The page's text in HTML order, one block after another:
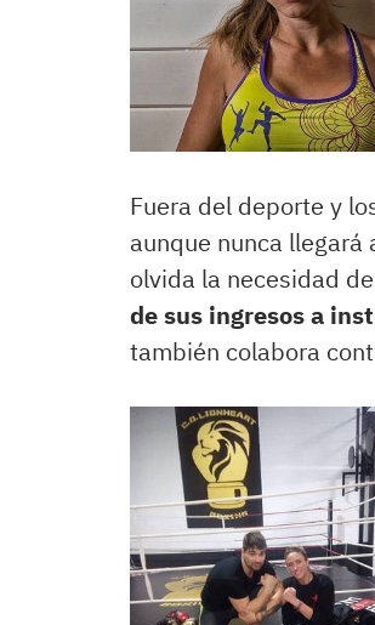
Fuera del deporte y
aunque nunca llegará
olvida la necesidad
de sus ingresos a
también colabora